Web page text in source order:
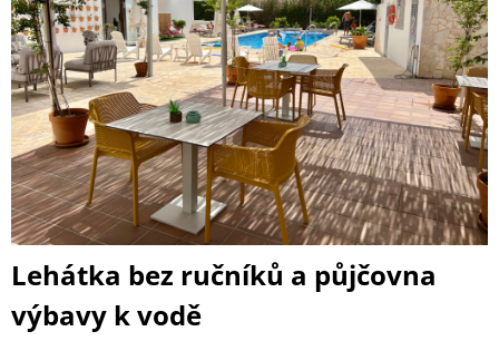
Lehátka bez ručníků a půjčovna
výbavy k vodě